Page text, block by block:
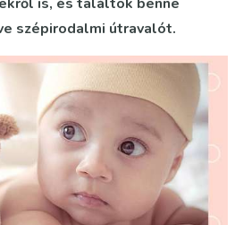
szépirodalmi útravalót.